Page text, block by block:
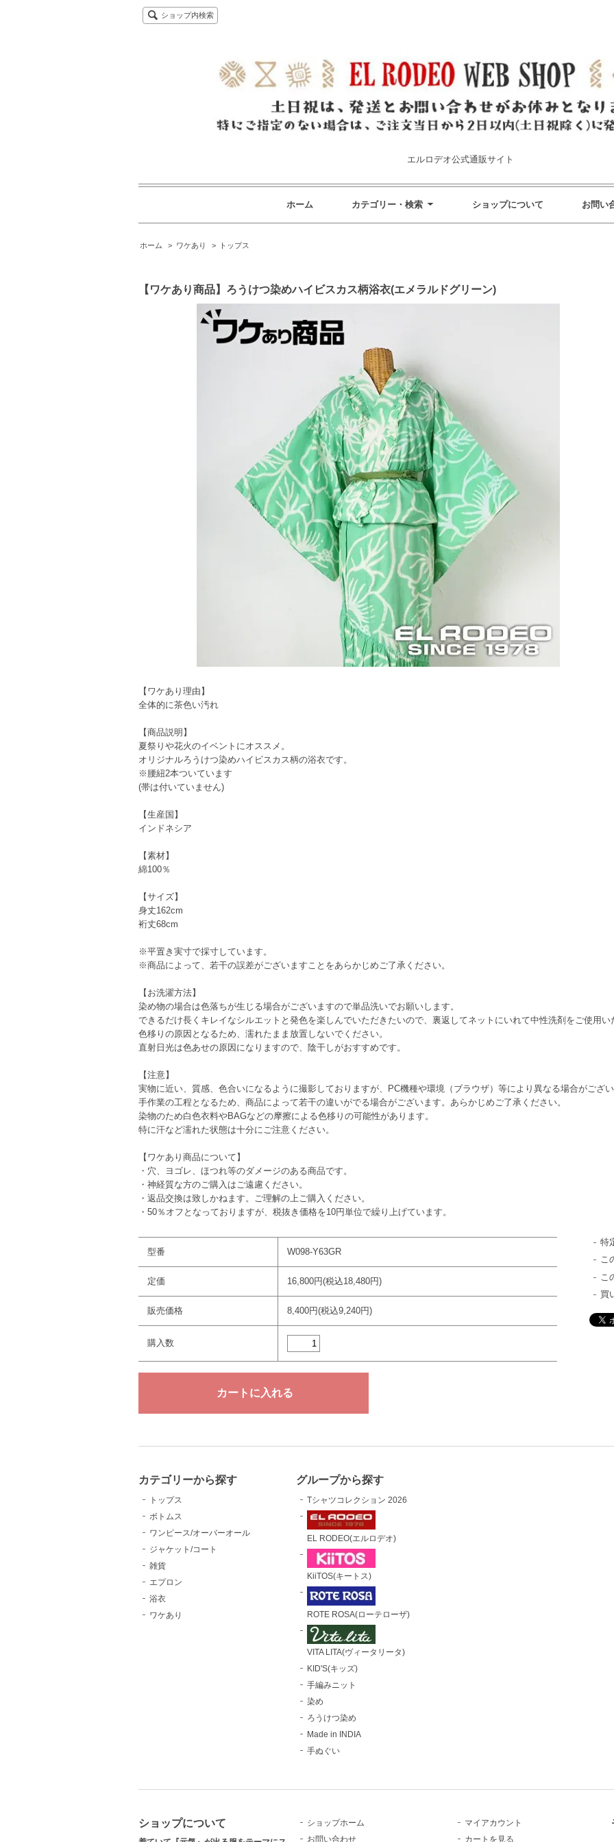
ショップ内検索
エルロデオ公式通販サイト
ホーム カテゴリー・検索 ショップについて お問い
ホーム > ワケあり > トップス
【ワケあり商品】ろうけつ染めハイビスカス柄浴衣(エメラルドグリーン)
【ワケあり理由】
全体的に茶色い汚れ
【商品説明】
夏祭りや花火のイベントにオススメ。
オリジナルろうけつ染めハイビスカス柄の浴衣です。
※腰紐2本ついています
(帯は付いていません)
【生産国】
インドネシア
【素材】
綿100％
【サイズ】
身丈162cm
裄丈68cm
※平置き実寸で採寸しています。
※商品によって、若干の誤差がございますことをあらかじめご了承ください。
【お洗濯方法】
染め物の場合は色落ちが生じる場合がございますので単品洗いでお願いします。
できるだけ長くキレイなシルエットと発色を楽しんでいただきたいので、裏返してネットにいれて中性洗剤をご使用い
色移りの原因となるため、濡れたまま放置しないでください。
直射日光は色あせの原因になりますので、陰干しがおすすめです。
【注意】
実物に近い、質感、色合いになるように撮影しておりますが、PC機種や環境（ブラウザ）等により異なる場合がござい
手作業の工程となるため、商品によって若干の違いがでる場合がございます。あらかじめご了承ください。
染物のため白色衣料やBAGなどの摩擦による色移りの可能性があります。
特に汗など濡れた状態は十分にご注意ください。
【ワケあり商品について】
・穴、ヨゴレ、ほつれ等のダメージのある商品です。
・神経質な方のご購入はご遠慮ください。
・返品交換は致しかねます。ご理解の上ご購入ください。
・50％オフとなっておりますが、税抜き価格を10円単位で繰り上げています。
型番 W098-Y63GR
定価 16,800円(税込18,480円)
販売価格 8,400円(税込9,240円)
購入数
特
こ
こ
買
カテゴリーから探す
トップス
ボトムス
ワンピース/オーバーオール
ジャケット/コート
雑貨
エプロン
浴衣
ワケあり
グループから探す
Tシャツコレクション 2026
EL RODEO(エルロデオ)
KiiTOS(キートス)
ROTE ROSA(ローテローザ)
VITA LITA(ヴィータリータ)
KID'S(キッズ)
手編みニット
染め
ろうけつ染め
Made in INDIA
手ぬぐい
ショップについて
ショップホーム
お問い合わせ
マイアカウント
カートを見る